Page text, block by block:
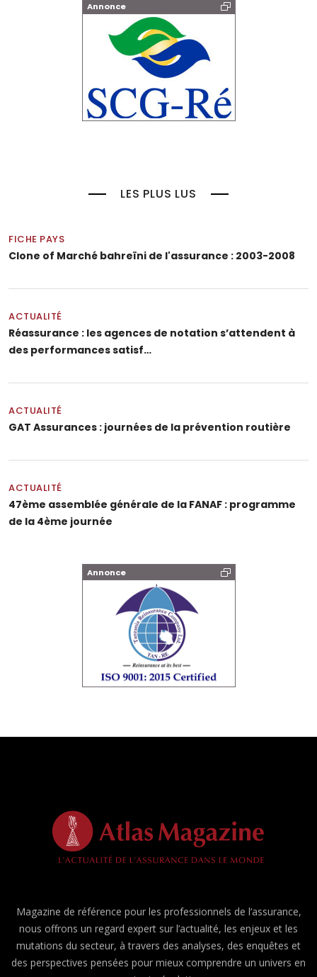
Annonce
LES PLUS LUS
FICHE PAYS
Clone of Marché bahreïni de l'assurance : 2003-2008
ACTUALITÉ
Réassurance : les agences de notation s’attendent à
des performances satisf…
ACTUALITÉ
GAT Assurances : journées de la prévention routière
ACTUALITÉ
47ème assemblée générale de la FANAF : programme
de la 4ème journée
Annonce
Magazine de référence pour les professionnels de l’assurance,
nous offrons un regard expert sur l’actualité, les enjeux et les
mutations du secteur, à travers des analyses, des enquêtes et
des perspectives pensées pour mieux comprendre un univers en